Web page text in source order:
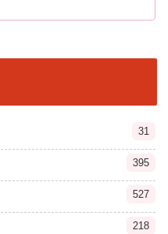
31
395
527
218